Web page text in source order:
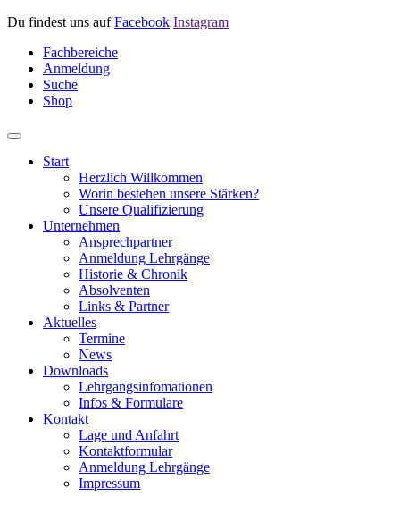
Du findest uns aufFacebook Instagram
Fachbereiche
Anmeldung
Suche
Shop
Start
Herzlich Willkommen
Worin bestehen unsere Stärken?
Unsere Qualifizierung
Unternehmen
Ansprechpartner
Anmeldung Lehrgänge
Historie & Chronik
Absolventen
Links & Partner
Aktuelles
Termine
News
Downloads
Lehrgangsinfomationen
Infos & Formulare
Kontakt
Lage und Anfahrt
Kontaktformular
Anmeldung Lehrgänge
Impressum